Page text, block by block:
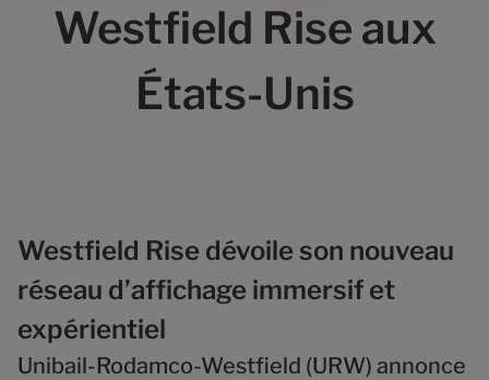
Westfield Rise aux
États-Unis
Westfield Rise dévoile son nouveau
réseau d’affichage immersif et
expérientiel
Unibail-Rodamco-Westfield (URW) annonce